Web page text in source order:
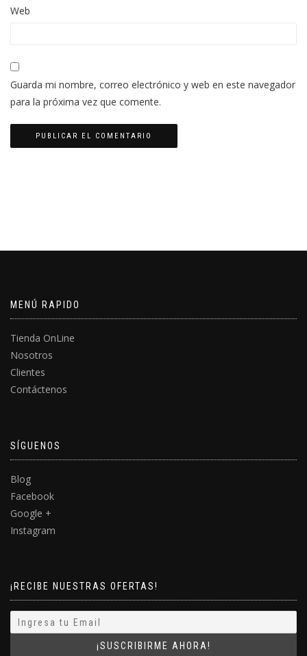
Web
Guarda mi nombre, correo electrónico y web en este navegador
para la próxima vez que comente.
MENÚ RAPIDO
Tienda OnLine
Nosotros
Clientes
Contáctenos
SÍGUENOS
Blog
Facebook
Google +
Instagram
¡RECIBE NUESTRAS OFERTAS!